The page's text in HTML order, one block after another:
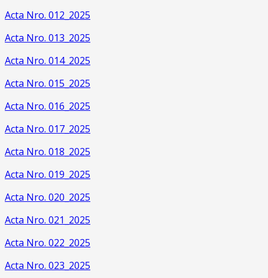
Acta Nro. 012_2025
Acta Nro. 013_2025
Acta Nro. 014_2025
Acta Nro. 015_2025
Acta Nro. 016_2025
Acta Nro. 017_2025
Acta Nro. 018_2025
Acta Nro. 019_2025
Acta Nro. 020_2025
Acta Nro. 021_2025
Acta Nro. 022_2025
Acta Nro. 023_2025